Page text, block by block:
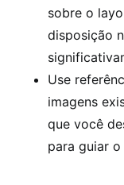
sobre o
disposição
Use
imagens
que você
para guiar